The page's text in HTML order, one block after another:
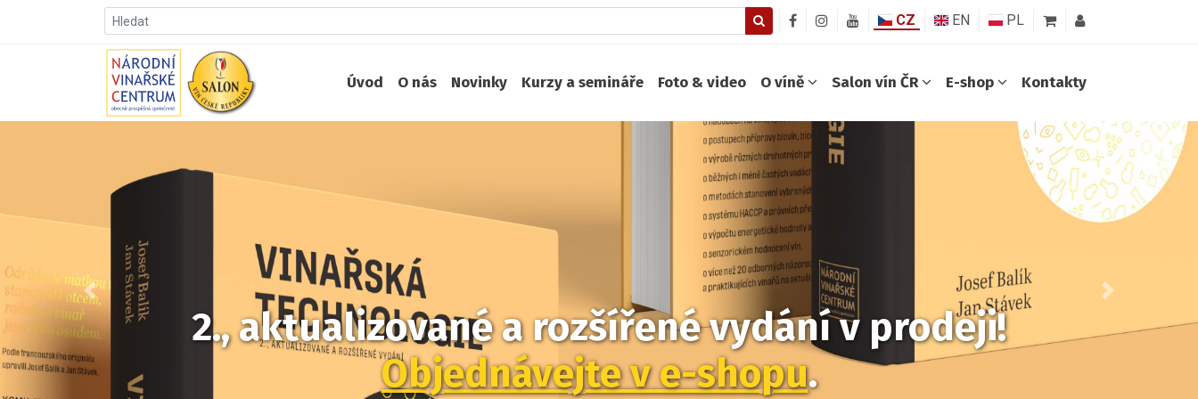
CZ EN PL
Úvod O nás Novinky Kurzy a semináře Foto & video O víně Salon vín ČR E-shop Kontakty
2., aktualizované a rozšířené vydání v prodeji!
Objednávejte v e-shopu.
Předchozí Další